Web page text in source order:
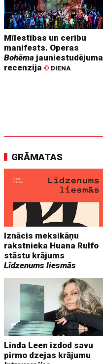
Mīlestības un cerību
manifests. Operas
Bohēma jauniestudējuma
recenzija © DIENA
GRĀMATAS
Iznācis meksikāņu
rakstnieka Huana Rulfo
stāstu krājums
Līdzenums liesmās
Linda Leen izdod savu
pirmo dzejas krājumu